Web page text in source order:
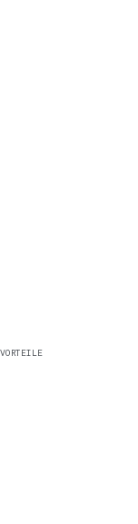
VORTEILE